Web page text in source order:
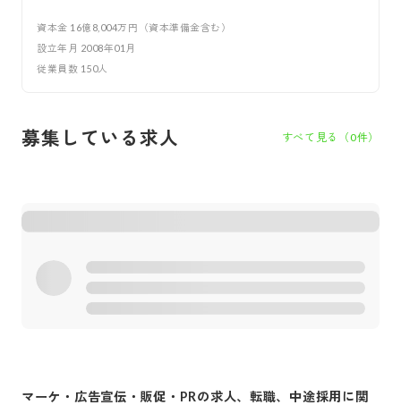
資本金 16億8,004万円（資本準備金含む）
設立年月 2008年01月
従業員数 150人
募集している求人 すべて見る（0件）
マーケ・広告宣伝・販促・PRの求人、転職、中途採用に関